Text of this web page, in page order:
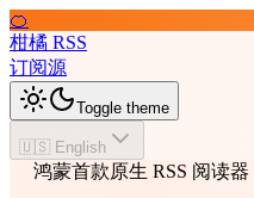
🍊
柑橘 RSS
订阅源
Toggle theme
🇺🇸 English
鸿蒙首款原生 RSS 阅读器